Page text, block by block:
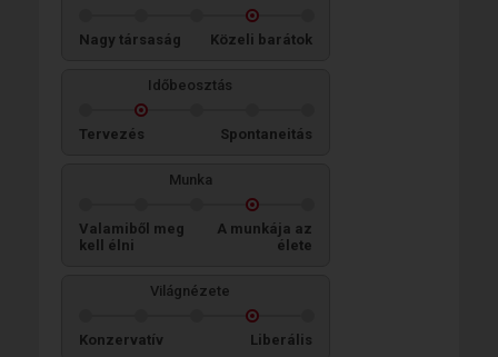
Nagy társaság Közeli barátok
Időbeosztás
Tervezés Spontaneitás
Munka
Valamiből meg
kell élni
A munkája az
élete
Világnézete
Konzervatív Liberális